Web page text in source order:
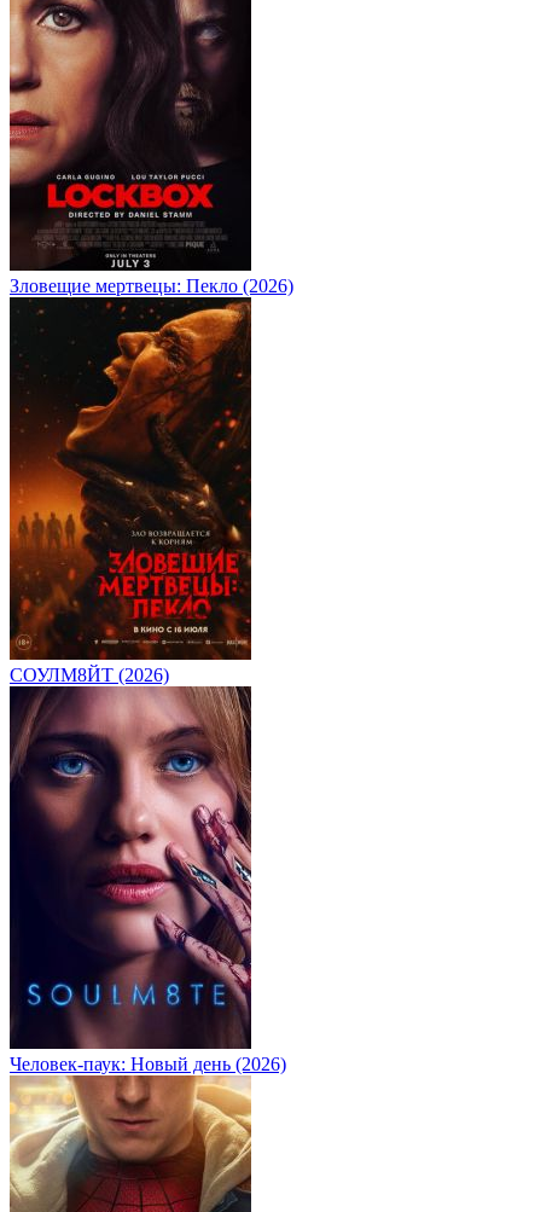
Зловещие мертвецы: Пекло (2026)
СОУЛМ8ЙТ (2026)
Человек-паук: Новый день (2026)